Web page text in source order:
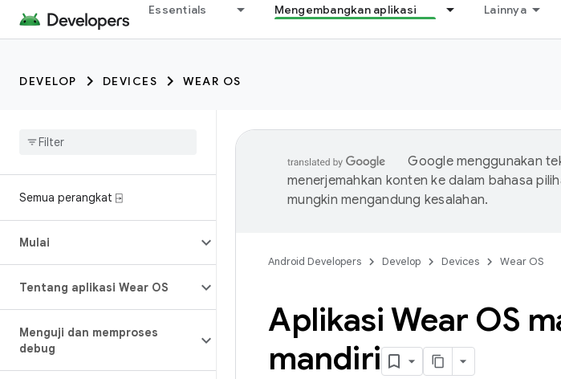
Essentials Mengembangkan aplikasi Lainnya
DEVELOP DEVICES WEAR OS
Semua perangkat ⍈
Mulai
Tentang aplikasi Wear OS
Menguji dan memproses
debug
Google menggunakan
menerjemahkan konten ke dalam bahasa
mungkin mengandung kesalahan.
Android Developers Develop Devices Wear OS
Aplikasi Wear OS
mandiri